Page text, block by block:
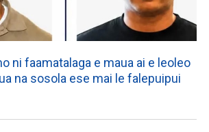
ni faamatalaga e maua ai e leoleo
na sosola ese mai le falepuipui